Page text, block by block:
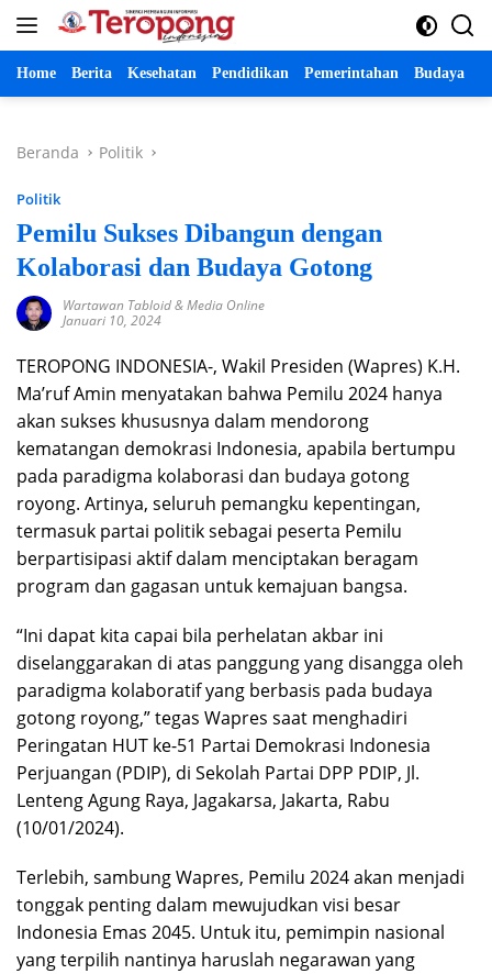
Langsung
Home Berita Kesehatan Pendidikan Pemerintahan Budaya
Beranda Politik
Politik
Pemilu Sukses Dibangun dengan
Kolaborasi dan Budaya Gotong
Wartawan Tabloid & Media Online
Januari 10, 2024
TEROPONG INDONESIA-, Wakil Presiden (Wapres) K.H.
Ma’ruf Amin menyatakan bahwa Pemilu 2024 hanya
akan sukses khususnya dalam mendorong
kematangan demokrasi Indonesia, apabila bertumpu
pada paradigma kolaborasi dan budaya gotong
royong. Artinya, seluruh pemangku kepentingan,
termasuk partai politik sebagai peserta Pemilu
berpartisipasi aktif dalam menciptakan beragam
program dan gagasan untuk kemajuan bangsa.
“Ini dapat kita capai bila perhelatan akbar ini
diselanggarakan di atas panggung yang disangga oleh
paradigma kolaboratif yang berbasis pada budaya
gotong royong,” tegas Wapres saat menghadiri
Peringatan HUT ke-51 Partai Demokrasi Indonesia
Perjuangan (PDIP), di Sekolah Partai DPP PDIP, Jl.
Lenteng Agung Raya, Jagakarsa, Jakarta, Rabu
(10/01/2024).
Terlebih, sambung Wapres, Pemilu 2024 akan menjadi
tonggak penting dalam mewujudkan visi besar
Indonesia Emas 2045. Untuk itu, pemimpin nasional
yang terpilih nantinya haruslah negarawan yang